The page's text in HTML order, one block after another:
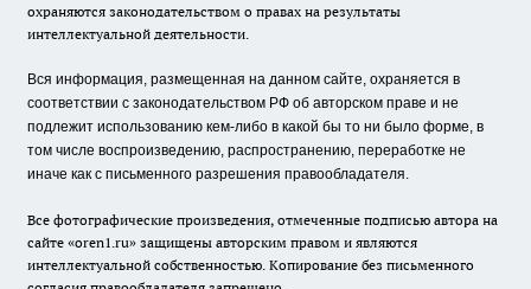
охраняются законодательством о правах на результаты
интеллектуальной деятельности.
Вся информация, размещенная на данном сайте, охраняется в
соответствии с законодательством РФ об авторском праве и не
подлежит использованию кем-либо в какой бы то ни было форме, в
том числе воспроизведению, распространению, переработке не
иначе как с письменного разрешения правообладателя.
Все фотографические произведения, отмеченные подписью автора на
сайте «oren1.ru» защищены авторским правом и являются
интеллектуальной собственностью. Копирование без письменного